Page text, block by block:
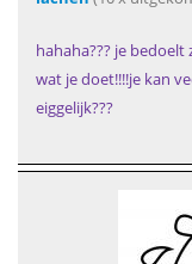
hahaha??? je bedoelt
wat je doet!!!!je kan
eiggelijk???